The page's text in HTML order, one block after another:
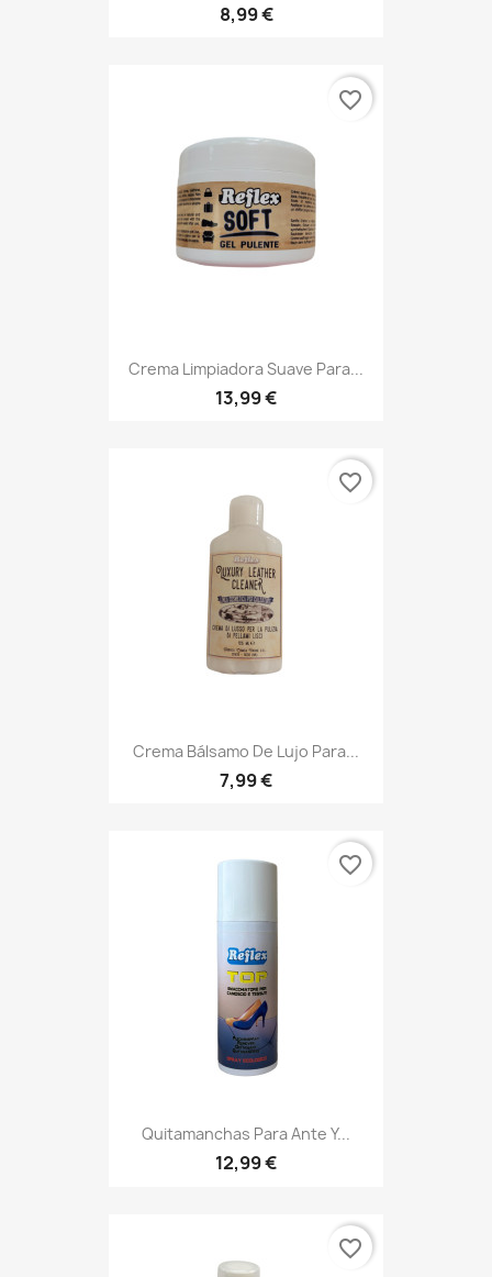
8,99 €
Crema Limpiadora Suave Para...
13,99 €
favorite_border
Crema Bálsamo De Lujo Para...
7,99 €
favorite_border
Quitamanchas Para Ante Y...
12,99 €
favorite_border
favorite_border